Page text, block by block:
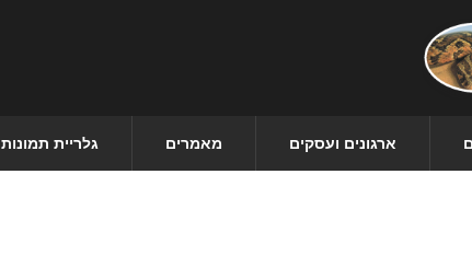
ארגונים ועסקים מאמרים גלריית תמונות